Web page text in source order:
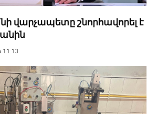
վարչապետը շնորհավորել է